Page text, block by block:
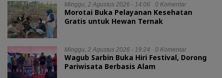
Minggu, 2 Agustus 2026 - 14:06 0 Komentar
Morotai Buka Pelayanan Kesehatan
Gratis untuk Hewan Ternak
Minggu, 2 Agustus 2026 - 19:24 0 Komentar
Wagub Sarbin Buka Hiri Festival, Dorong
Pariwisata Berbasis Alam